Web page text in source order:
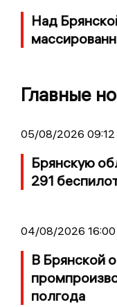
Над
Главные
05/08/2026 09:12
Брянскую
291
04/08/2026 16:00
В Брянской
полгода